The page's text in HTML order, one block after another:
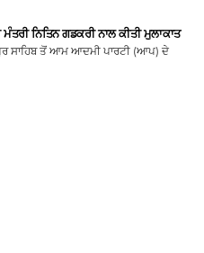
ਨਿਤਿਨ ਗਡਕਰੀ ਨਾਲ ਕੀਤੀ ਮੁਲਾਕਾਤ
ਸਾਹਿਬ ਤੋਂ ਆਮ ਆਦਮੀ ਪਾਰਟੀ (ਆਪ) ਦੇ